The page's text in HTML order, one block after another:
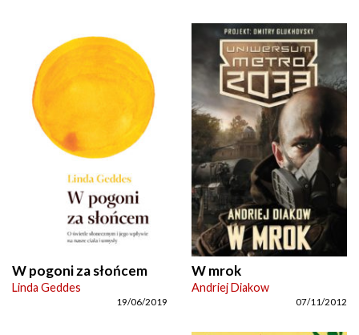
W pogoni za słońcem
Linda Geddes
19/06/2019
W mrok
Andriej Diakow
07/11/2012